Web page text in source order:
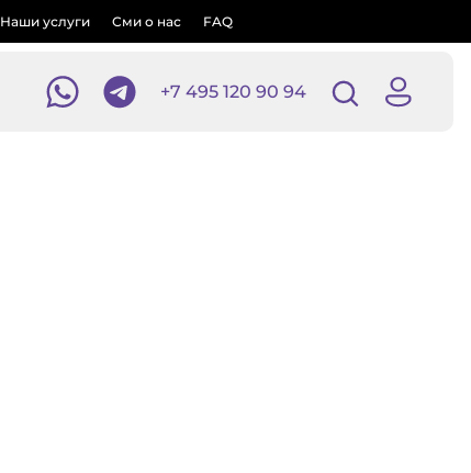
Наши услуги Сми о нас FAQ
+7 495 120 90 94